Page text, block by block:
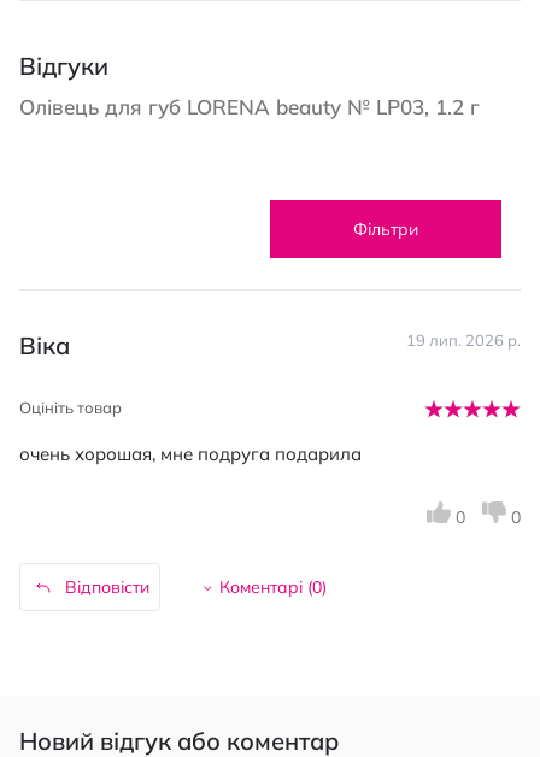
Відгуки
Олівець для губ LORENA beauty № LP03, 1.2 г
Фільтри
Віка 19 лип. 2026 р.
Оцініть товар
очень хорошая, мне подруга подарила
Відповісти Коментарі (0)
0 0
Новий відгук або коментар